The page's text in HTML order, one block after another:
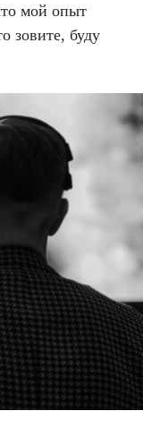
мой опыт
зовите, буду